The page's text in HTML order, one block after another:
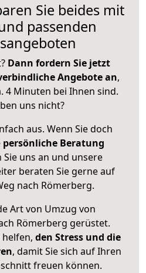
Sie beides mit
passenden
Dann fordern Sie jetzt
Angebote an,
4 Minuten bei Ihnen sind.
uns nicht?
aus. Wenn Sie doch
persönliche Beratung
uns an und unsere
beraten Sie gerne auf
nach Römerberg.
Art von Umzug von
Römerberg gerüstet.
helfen, den Stress und die
, damit Sie sich auf Ihren
freuen können.